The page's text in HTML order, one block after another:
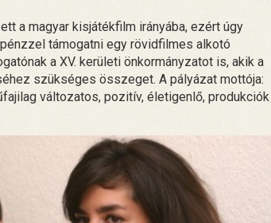
a magyar kisjátékfilm irányába, ezért úgy
támogatni egy rövidfilmes alkotó
a XV. kerületi önkormányzatot is, akik a
szükséges összeget. A pályázat mottója:
változatos, pozitív, életigenlő, produkciók